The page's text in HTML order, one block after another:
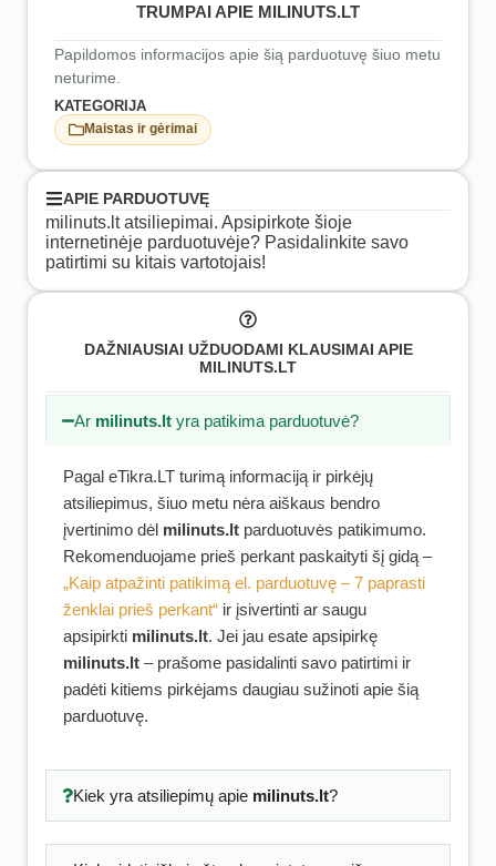
TRUMPAI APIE MILINUTS.LT
Papildomos informacijos apie šią parduotuvę šiuo metu
neturime.
KATEGORIJA
Maistas ir gėrimai
APIE PARDUOTUVĘ
milinuts.lt atsiliepimai. Apsipirkote šioje
internetinėje parduotuvėje? Pasidalinkite savo
patirtimi su kitais vartotojais!
DAŽNIAUSIAI UŽDUODAMI KLAUSIMAI APIE
MILINUTS.LT
Ar milinuts.lt yra patikima parduotuvė?
Pagal eTikra.LT turimą informaciją ir pirkėjų
atsiliepimus, šiuo metu nėra aiškaus bendro
įvertinimo dėl milinuts.lt parduotuvės patikimumo.
Rekomenduojame prieš perkant paskaityti šį gidą –
„Kaip atpažinti patikimą el. parduotuvę – 7 paprasti
ženklai prieš perkant“ ir įsivertinti ar saugu
apsipirkti milinuts.lt. Jei jau esate apsipirkę
milinuts.lt – prašome pasidalinti savo patirtimi ir
padėti kitiems pirkėjams daugiau sužinoti apie šią
parduotuvę.
Kiek yra atsiliepimų apie milinuts.lt?